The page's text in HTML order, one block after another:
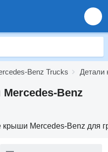
Benz Trucks Детали
Benz
Mercedes-Benz для